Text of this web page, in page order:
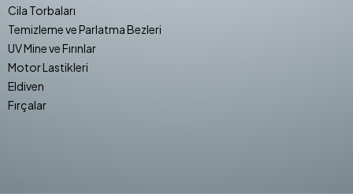
Cila Torbaları
Temizleme ve Parlatma Bezleri
UV Mine ve Fırınlar
Motor Lastikleri
Eldiven
Fırçalar